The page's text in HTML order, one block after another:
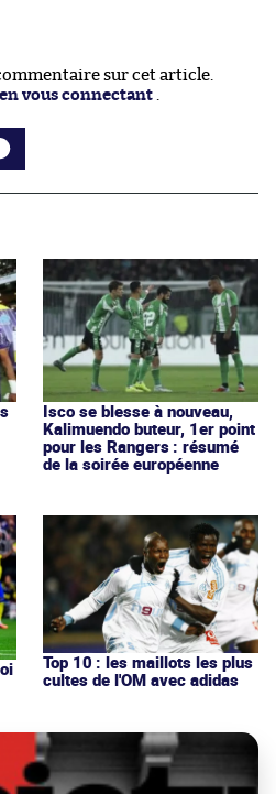
sur cet article.
en vous connectant .
Isco se blesse à nouveau,
Kalimuendo buteur, 1er point
pour les Rangers : résumé
de la soirée européenne
Top 10 : les maillots les plus
cultes de l'OM avec adidas